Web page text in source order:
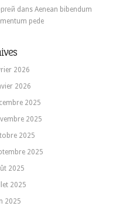
dans Aenean bibendum
pede
2026
2026
2025
2025
2025
2025
2025
2025
2025